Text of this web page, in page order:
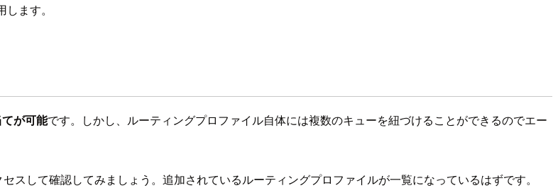
ます。
が可能です。しかし、ルーティングプロファイル自体には複数のキューを紐づけることができるのでエー
スして確認してみましょう。追加されているルーティングプロファイルが一覧になっているはずです。